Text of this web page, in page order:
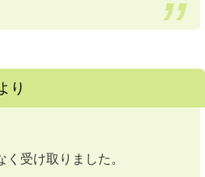
り
受け取りました。